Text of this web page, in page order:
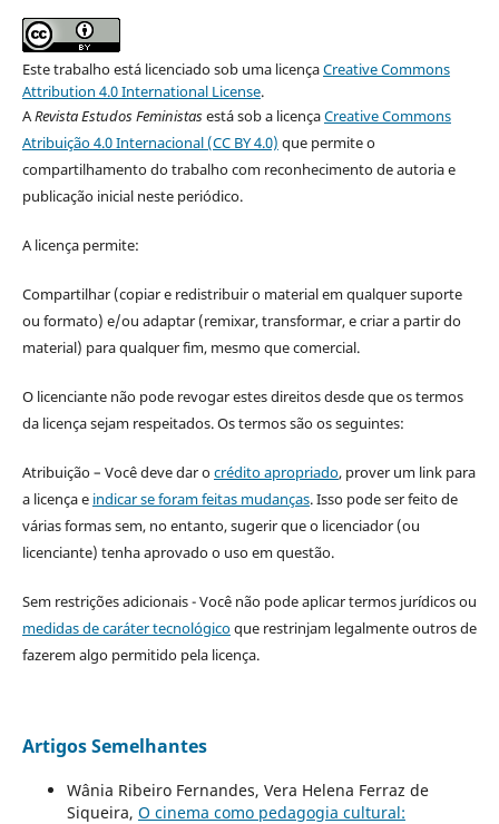
Este trabalho está licenciado sob uma licençaCreative Commons
Attribution 4.0 International License.
ARevista Estudos Feministasestá sob a licençaCreative Commons
Atribuição 4.0 Internacional (CC BY 4.0) que permite o
compartilhamento do trabalho com reconhecimento de autoria e
publicação inicial neste periódico.
A licença permite:
Compartilhar (copiar e redistribuir o material em qualquer suporte
ou formato) e/ou adaptar (remixar, transformar, e criar a partir do
material) para qualquer fim, mesmo que comercial.
O licenciante não pode revogar estes direitos desde que os termos
da licença sejam respeitados. Os termos são os seguintes:
Atribuição – Você deve dar ocrédito apropriado, prover um link para
a licença e indicar se foram feitas mudanças. Isso pode ser feito de
várias formas sem, no entanto, sugerir que o licenciador (ou
licenciante) tenha aprovado o uso em questão.
Sem restrições adicionais - Você não pode aplicar termos jurídicos ou
medidas de caráter tecnológicoque restrinjam legalmente outros de
fazerem algo permitido pela licença.
Artigos Semelhantes
Wânia Ribeiro Fernandes, Vera Helena Ferraz de
Siqueira, O cinema como pedagogia cultural: